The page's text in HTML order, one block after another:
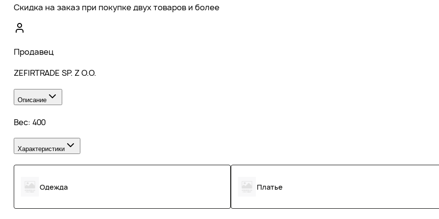
Скидка на заказ при покупке двух товаров и более
Продавец
ZEFIRTRADE SP. Z O.O.
Описание
Вес: 400
Характеристики
Одежда Платье